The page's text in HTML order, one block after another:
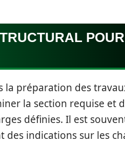
la préparation des
la section requise et
définies. Il est
indications sur les